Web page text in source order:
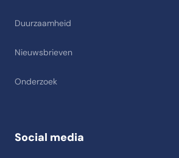
Duurzaamheid
Nieuwsbrieven
Onderzoek
Social media